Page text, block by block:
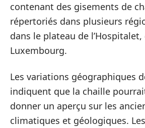
contenant des gisements de
répertoriés dans plusieurs
dans le plateau de
Luxembourg.
Les variations géographiques
indiquent que la chaille
donner un aperçu sur les
climatiques et géologiques.